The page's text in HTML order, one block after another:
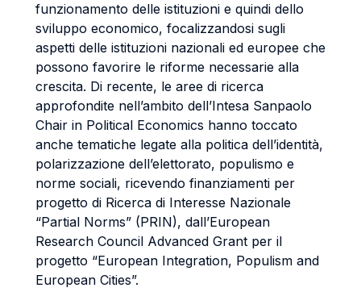
funzionamento delle istituzioni e quindi dello
sviluppo economico, focalizzandosi sugli
aspetti delle istituzioni nazionali ed europee che
possono favorire le riforme necessarie alla
crescita. Di recente, le aree di ricerca
approfondite nell’ambito dell’Intesa Sanpaolo
Chair in Political Economics hanno toccato
anche tematiche legate alla politica dell’identità,
polarizzazione dell’elettorato, populismo e
norme sociali, ricevendo finanziamenti per
progetto di Ricerca di Interesse Nazionale
“Partial Norms” (PRIN), dall’European
Research Council Advanced Grant per il
progetto “European Integration, Populism and
European Cities”.